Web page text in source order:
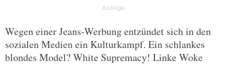
Wegen einer Jeans-Werbung entzündet sich in den
sozialen Medien ein Kulturkampf. Ein schlankes
blondes Model? White Supremacy! Linke Woke